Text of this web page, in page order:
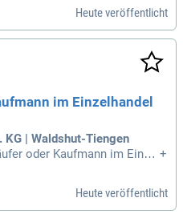
Sanitär. Das dritte Jahr qual
(m/w/d) und vert
und Marketing. So wirst
täglich bei ihren W
und Garten hilft. Starte jet
Einzelhandel!
Heute veröffentlicht
im Einzelhandel
KG | Waldshut-Tiengen
oder Kaufmann im Einzel
deinem Team gestaltest du
Warenfluss, vom Einkauf b
Kreativität wird geschätzt,
+
Heute veröffentlicht